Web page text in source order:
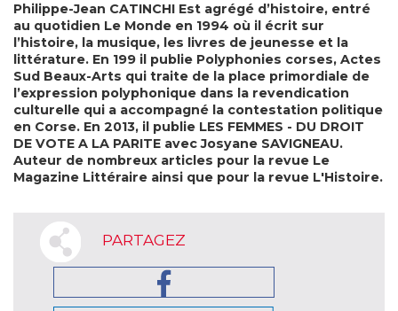
Philippe-Jean CATINCHI Est agrégé d’histoire, entré
au quotidien Le Monde en 1994 où il écrit sur
l’histoire, la musique, les livres de jeunesse et la
littérature. En 199 il publie Polyphonies corses, Actes
Sud Beaux-Arts qui traite de la place primordiale de
l’expression polyphonique dans la revendication
culturelle qui a accompagné la contestation politique
en Corse. En 2013, il publie LES FEMMES - DU DROIT
DE VOTE A LA PARITE avec Josyane SAVIGNEAU.
Auteur de nombreux articles pour la revue Le
Magazine Littéraire ainsi que pour la revue L'Histoire.
PARTAGEZ